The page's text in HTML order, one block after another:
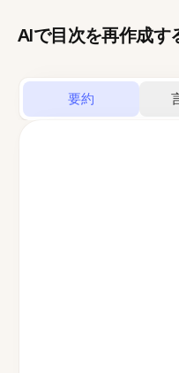
AIで目次を再作成す
要約